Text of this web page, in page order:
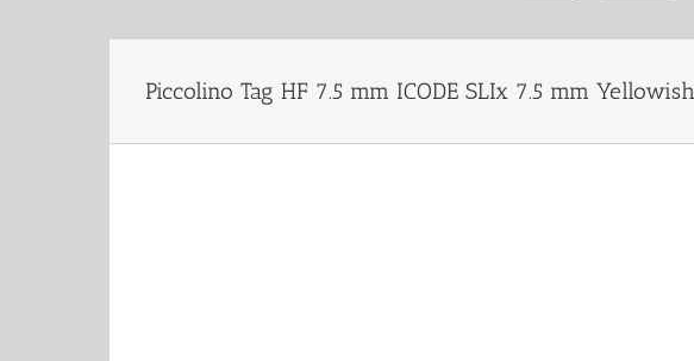
Piccolino Tag HF 7.5 mm ICODE SLIx 7.5 mm Yellowish